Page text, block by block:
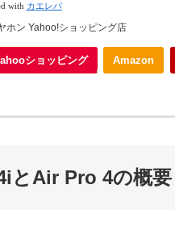
with カエレバ
ホン Yahoo!ショッピング店
ショッピング Amazon
とAir Pro 4の概要